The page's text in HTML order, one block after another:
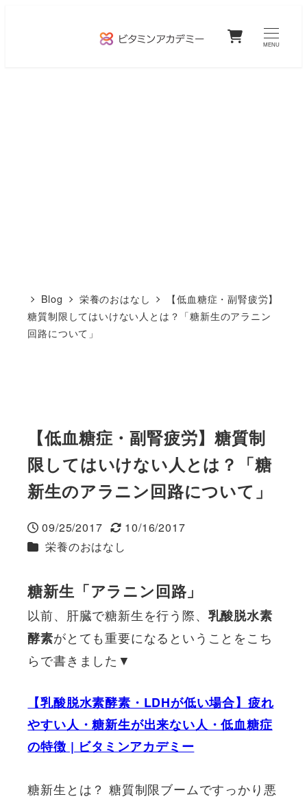
0
MENU
Blog 栄養のおはなし
【低血糖症・副腎疲労】
糖質制限してはいけない人とは？「糖新生のアラニン
回路について」
【低血糖症・副腎疲労】糖質制
限してはいけない人とは？「糖
新生のアラニン回路について」
投稿日
09/25/2017
更新日
10/16/2017
カテゴリー
栄養のおはなし
糖新生「アラニン回路」
以前、肝臓で糖新生を行う際、 乳酸脱水素
酵素がとても重要になるということをこち
らで書きました▼
【乳酸脱水素酵素・LDHが低い場合】疲れ
やすい人・糖新生が出来ない人・低血糖症
の特徴 | ビタミンアカデミー
糖新生とは？ 糖質制限ブームですっかり悪